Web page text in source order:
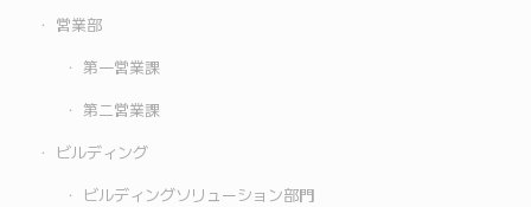
営業部
第一営業課
第二営業課
ビルディング
ビルディングソリューション部門